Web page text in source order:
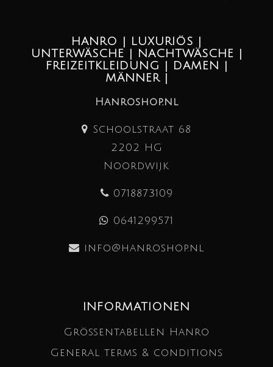
HANRO | LUXURIÖS |
UNTERWÄSCHE | NACHTWÄSCHE |
FREIZEITKLEIDUNG | DAMEN |
MÄNNER |
Hanroshop.nl
Schoolstraat 68
2202 HG
Noordwijk
0718873109
0641299571
info@hanroshop.nl
INFORMATIONEN
Größentabellen Hanro
General terms & conditions